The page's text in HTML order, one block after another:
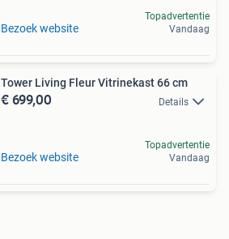
Bezoek website
Topadvertentie
Vandaag
Tower Living Fleur Vitrinekast 66 cm
€ 699,00 Details
Bezoek website
Topadvertentie
Vandaag